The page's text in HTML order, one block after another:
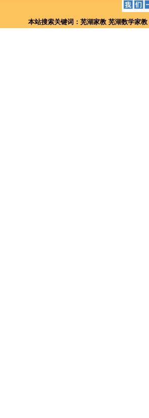
本站搜索关键词： 芜湖家教 芜湖数学家教